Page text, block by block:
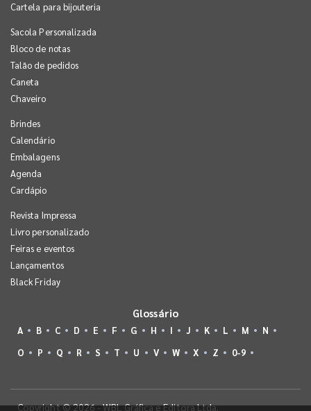
Cartela para bijouteria
Sacola Personalizada
Bloco de notas
Talão de pedidos
Caneta
Chaveiro
Brindes
Calendário
Embalagens
Agenda
Cardápio
Revista Impressa
Livro personalizado
Feiras e eventos
Lançamentos
Black Friday
Glossário
A B C D E F G H I J K L M
N
O
P Q R S T U V W X Z 0-9
Copyright © 2026 - WBL Gráfica e Editora Ltda.